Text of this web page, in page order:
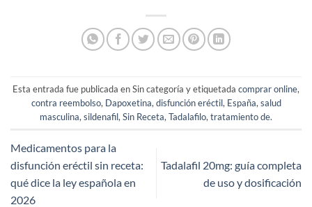
Esta entrada fue publicada en Sin categoría y etiquetada comprar online,
contra reembolso, Dapoxetina, disfunción eréctil, España, salud
masculina, sildenafil, Sin Receta, Tadalafilo, tratamiento de.
Medicamentos para la
disfunción eréctil sin receta:
qué dice la ley española en
2026
Tadalafil 20mg: guía completa
de uso y dosificación